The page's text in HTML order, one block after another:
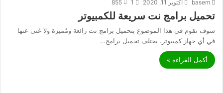
basem أكتوبر 11, 2020 1
855
تحميل برامج نت سريعة للكمبيوتر
سوف تقوم في هذا الموضوع بتحميل برامج نت رائعة ومُميزة ولا غنى عنها
في أي جهاز كمبيوتر، يختلف تحميل برامج…
أكمل القراءة »